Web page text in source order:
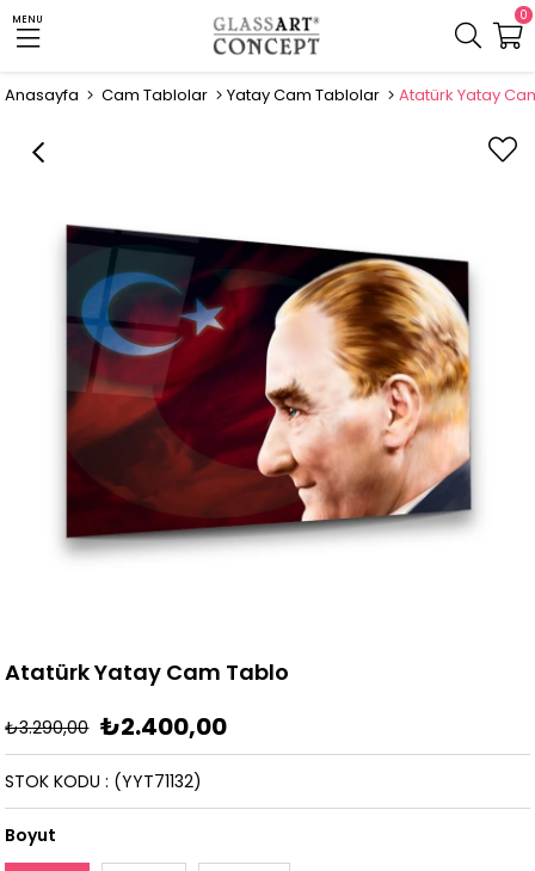
MENU 0
Anasayfa Cam Tablolar Yatay Cam Tablolar Atatürk Yatay
Atatürk Yatay Cam Tablo
₺3.290,00 ₺2.400,00
(YYT71132)
STOK KODU
Boyut